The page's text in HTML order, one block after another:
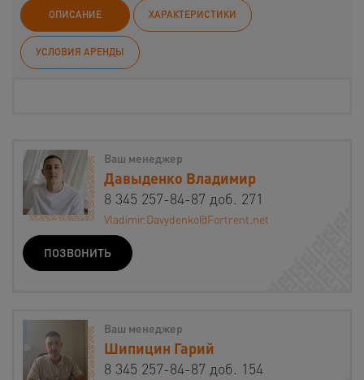
ОПИСАНИЕ ХАРАКТЕРИСТИКИ
УСЛОВИЯ АРЕНДЫ
Ваш менеджер
Давыденко Владимир
8 345 257-84-87 доб. 271
Vladimir.Davydenko@Fortrent.net
ПОЗВОНИТЬ
Ваш менеджер
Шипицин Гарий
8 345 257-84-87 доб. 154